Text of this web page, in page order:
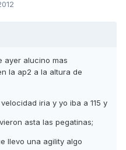
ayer alucino mas
la ap2 a la altura de
iria y yo iba a 115 y
asta las pegatinas;
llevo una agility algo